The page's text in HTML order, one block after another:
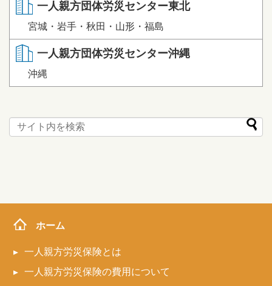
一人親方団体労災センター東北
宮城・岩手・秋田・山形・福島
一人親方団体労災センター沖縄
沖縄
ホーム
一人親方労災保険とは
一人親方労災保険の費用について